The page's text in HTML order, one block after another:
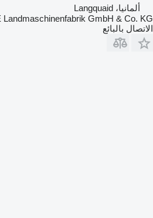
ألمانيا، Langquaid
Landmaschinenfabrik GmbH & Co. KG
الاتصال بالبائع